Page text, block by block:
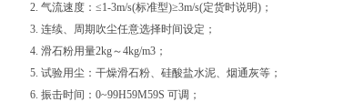
2. 气流速度：≤1-3m/s(标准型)≥3m/s(定货时说明)；
3. 连续、周期吹尘任意选择时间设定；
4. 滑石粉用量2kg～4kg/m3；
5. 试验用尘：干燥滑石粉、硅酸盐水泥、烟通灰等；
6. 振击时间：0~99H59M59S 可调；